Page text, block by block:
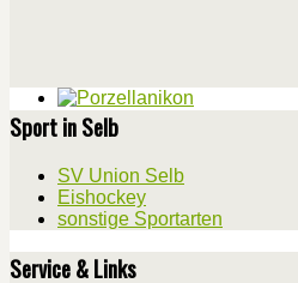
Sport in Selb
SV Union Selb
Eishockey
sonstige Sportarten
Service & Links